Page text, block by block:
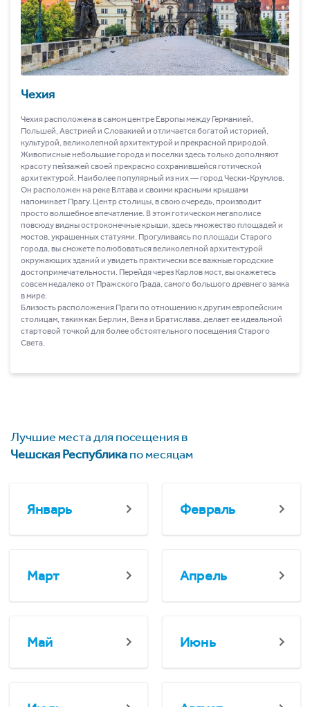
Чехия
Чехия расположена в самом центре Европы между Германией,
Польшей, Австрией и Словакией и отличается богатой историей,
культурой, великолепной архитектурой и прекрасной природой.
Живописные небольшие города и поселки здесь только дополняют
красоту пейзажей своей прекрасно сохранившейся готической
архитектурой. Наиболее популярный из них ― город Чески-Крумлов.
Он расположен на реке Влтава и своими красными крышами
напоминает Прагу. Центр столицы, в свою очередь, производит
просто волшебное впечатление. В этом готическом мегаполисе
повсюду видны остроконечные крыши, здесь множество площадей и
мостов, украшенных статуями. Прогуливаясь по площади Старого
города, вы сможете полюбоваться великолепной архитектурой
окружающих зданий и увидеть практически все важные городские
достопримечательности. Перейдя через Карлов мост, вы окажетесь
совсем недалеко от Пражского Града, самого большого древнего замка
в мире.
Близость расположения Праги по отношению к другим европейским
столицам, таким как Берлин, Вена и Братислава, делает ее идеальной
стартовой точкой для более обстоятельного посещения Старого
Света.
Лучшие места для посещения в
Чешская Республикапо месяцам
Январь Февраль
Март Апрель
Май Июнь